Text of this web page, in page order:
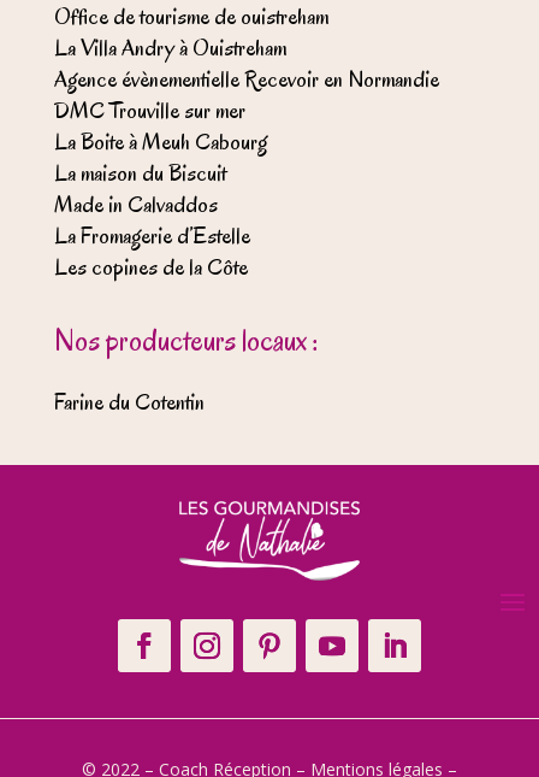
Office de tourisme de ouistreham
La Villa Andry à Ouistreham
Agence évènementielle Recevoir en Normandie
DMC Trouville sur mer
La Boite à Meuh Cabourg
La maison du Biscuit
Made in Calvaddos
La Fromagerie d’Estelle
Les copines de la Côte
Nos producteurs locaux :
Farine du Cotentin
© 2022 – Coach Réception – Mentions légales –